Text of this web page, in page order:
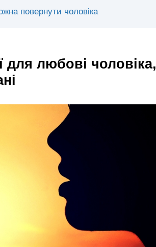
повернути чоловіка
для любові чоловіка,